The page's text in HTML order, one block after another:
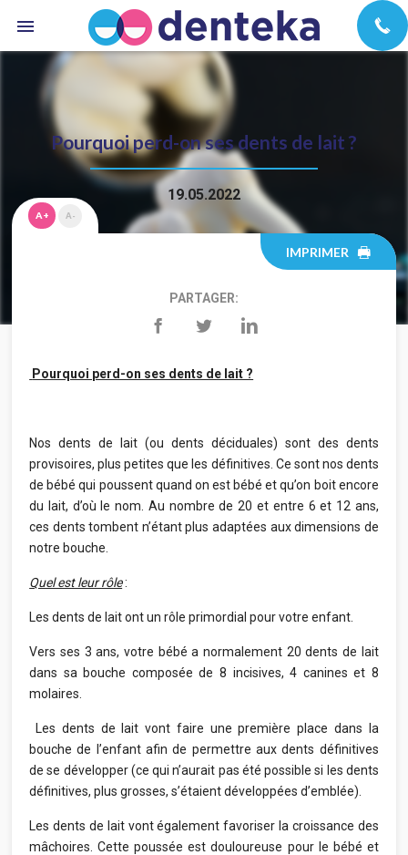
Pourquoi perd-on ses dents de lait ?
19.05.2022
A+ A-
IMPRIMER
PARTAGER:
Pourquoi perd-on ses dents de lait ?
Nos dents de lait (ou dents déciduales) sont des dents
provisoires, plus petites que les définitives. Ce sont nos dents
de bébé qui poussent quand on est bébé et qu’on boit encore
du lait, d’où le nom. Au nombre de 20 et entre 6 et 12 ans,
ces dents tombent n’étant plus adaptées aux dimensions de
notre bouche.
Quel est leur rôle:
Les dents de lait ont un rôle primordial pour votre enfant.
Vers ses 3 ans, votre bébé a normalement 20 dents de lait
dans sa bouche composée de 8 incisives, 4 canines et 8
molaires.
Les dents de lait vont faire une première place dans la
bouche de l’enfant afin de permettre aux dents définitives
de se développer (ce qui n’aurait pas été possible si les dents
définitives, plus grosses, s’étaient développées d’emblée).
Les dents de lait vont également favoriser la croissance des
mâchoires. Cette poussée est douloureuse pour le bébé et